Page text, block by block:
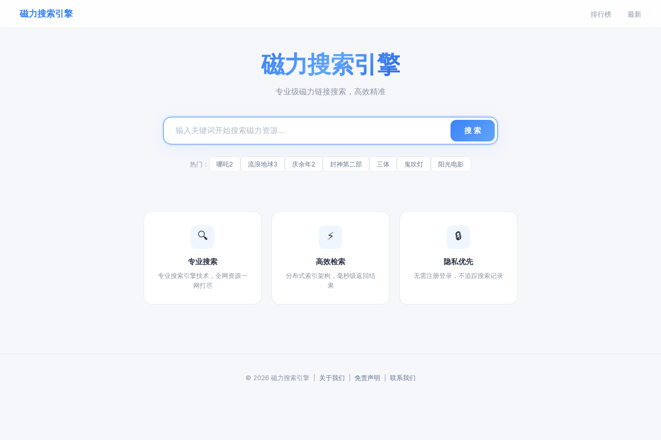
磁力搜索引擎 排行榜 最新
磁力搜索引擎
专业级磁力链接搜索，高效精准
搜 索
热门： 哪吒2 流浪地球3 庆余年2 封神第二部 三体 鬼吹灯 阳光电影
🔍
专业搜索
专业搜索引擎技术，全网资源一
网打尽
⚡
高效检索
分布式索引架构，毫秒级返回结
果
🔒
隐私优先
无需注册登录，不追踪搜索记录
© 2026 磁力搜索引擎 | 关于我们 免责声明 联系我们